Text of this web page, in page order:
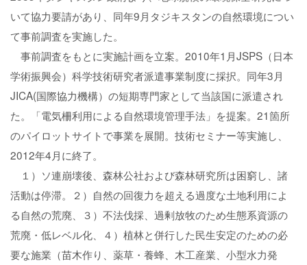
いて協力要請があり、同年9月タジキスタンの自然環境につい
て事前調査を実施した。
事前調査をもとに実施計画を立案。2010年1月JSPS（日本
学術振興会）科学技術研究者派遣事業制度に採択。同年3月
JICA(国際協力機構）の短期専門家として当該国に派遣され
た。「電気柵利用による自然環境管理手法」を提案。21箇所
のパイロットサイトで事業を展開。技術セミナー等実施し、
2012年4月に終了。
１）ソ連崩壊後、森林公社および森林研究所は困窮し、諸
活動は停滞。２）自然の回復力を超える過度な土地利用によ
る自然の荒廃、３）不法伐採、過剰放牧のため生態系資源の
荒廃・低レベル化、４）植林と併行した民生安定のための必
要な施業（苗木作り、薬草・養蜂、木工産業、小型水力発